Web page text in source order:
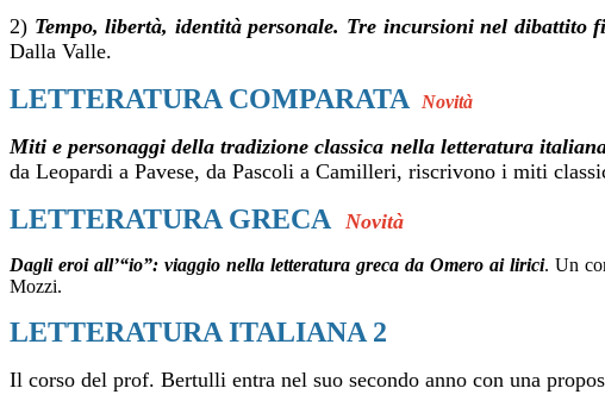
2) Tempo, libertà, identità personale. Tre incursioni nel dibattito
Dalla Valle.
LETTERATURA COMPARATA Novità
Miti e personaggi della tradizione classica nella letteratura
da Leopardi a Pavese, da Pascoli a Camilleri, riscrivono i miti
LETTERATURA GRECA Novità
Dagli eroi all’“io”: viaggio nella letteratura greca da Omero ai lirici. Un
Mozzi.
LETTERATURA ITALIANA 2
Il corso del prof. Bertulli entra nel suo secondo anno con una